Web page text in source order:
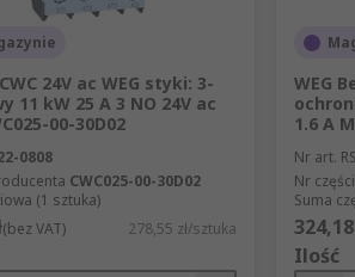
24V ac WEG styki: 3-
11 kW 25 A 3 NO 24V ac
00-30D02
0808
CWC025-00-30D02
(1 sztuka)
(bez VAT) 278,55 zł/sztuka
WEG
1.6 A
Nr art. RS
Nr
Suma
Ilość